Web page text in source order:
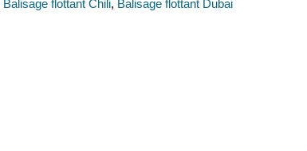
Balisage flottant Chili, Balisage flottant Dubai